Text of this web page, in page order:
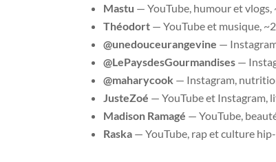
Mastu — YouTube, humour et vlogs,
Théodort — YouTube et musique,
@unedouceurangevine —
@LePaysdesGourmandises —
@maharycook — Instagram,
JusteZoé — YouTube et Instagram,
Madison Ramagé — YouTube,
Raska — YouTube, rap et culture